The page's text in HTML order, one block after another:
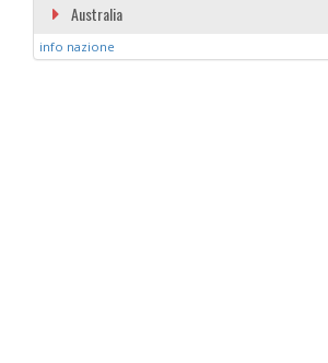
Australia
info nazione